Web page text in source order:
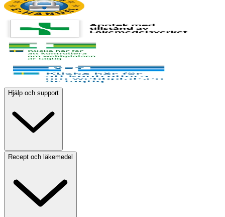
Hjälp och support
Recept och läkemedel